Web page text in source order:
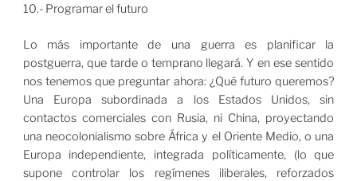
10.- Programar el futuro
Lo más importante de una guerra es planificar la
postguerra, que tarde o temprano llegará. Y en ese sentido
nos tenemos que preguntar ahora: ¿Qué futuro queremos?
Una Europa subordinada a los Estados Unidos, sin
contactos comerciales con Rusia, ni China, proyectando
una neocolonialismo sobre África y el Oriente Medio, o una
Europa independiente, integrada políticamente, (lo que
supone controlar los regímenes iliberales, reforzados